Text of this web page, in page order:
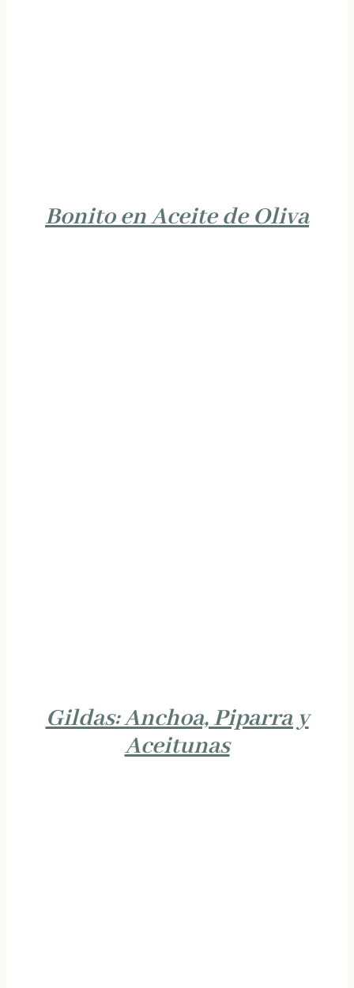
Bonito en Aceite de Oliva
Gildas: Anchoa, Piparra y
Aceitunas